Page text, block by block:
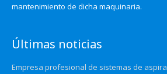
mantenimiento de dicha maquinaria.
Últimas noticias
Empresa profesional de sistemas de